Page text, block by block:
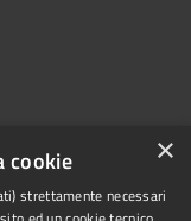
×
cookie
strettamente necessari